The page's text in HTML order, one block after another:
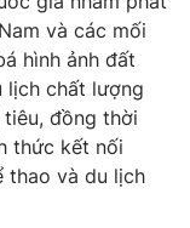
có sự chấp
phát hành lại
và các mối
hình ảnh đất
lịch chất lượng
đồng thời
thức kết nối
thao và du lịch